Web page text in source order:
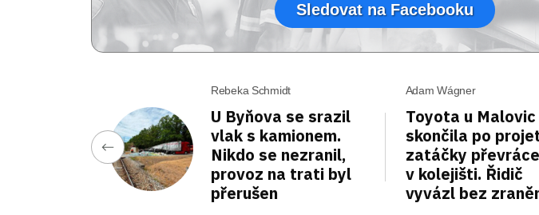
Sledovat na Facebooku
Rebeka Schmidt
U Byňova se srazil
vlak s kamionem.
Nikdo se nezranil,
provoz na trati byl
přerušen
Adam Wágner
Toyota u Malovic
skončila po
zatáčky
v kolejišti. Řidič
vyvázl bez